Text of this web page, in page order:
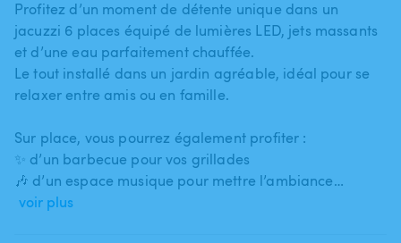
Profitez d’un moment de détente unique dans un
jacuzzi 6 places équipé de lumières LED​,​ jets massants
et d’une eau parfaitement chauffée.
Le tout installé dans un jardin agréable​,​ idéal pour se
relaxer entre amis ou en famille.
Sur place​,​ vous pourrez également profiter :
✨ d’un barbecue pour vos grillades
🎶 d’un espace musique pour mettre l’ambiance…
voir plus